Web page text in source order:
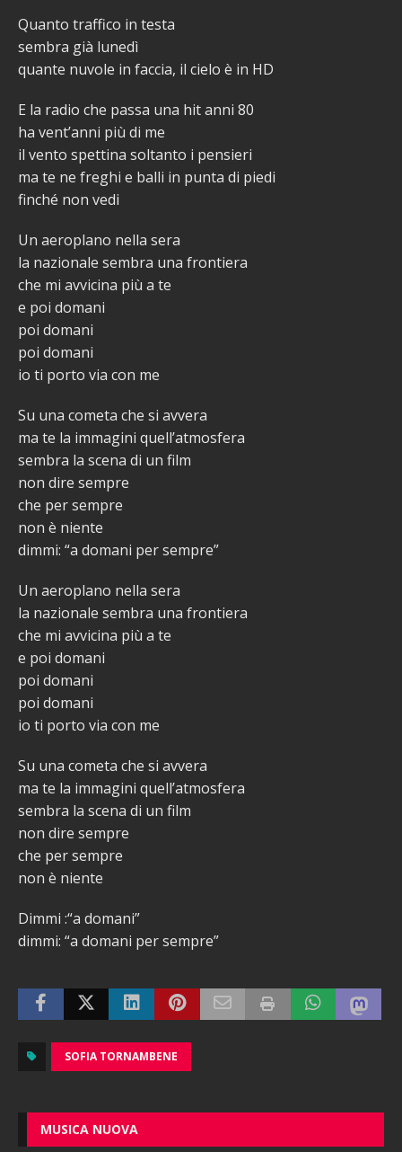
Quanto traffico in testa
sembra già lunedì
quante nuvole in faccia, il cielo è in HD
E la radio che passa una hit anni 80
ha vent’anni più di me
il vento spettina soltanto i pensieri
ma te ne freghi e balli in punta di piedi
finché non vedi
Un aeroplano nella sera
la nazionale sembra una frontiera
che mi avvicina più a te
e poi domani
poi domani
poi domani
io ti porto via con me
Su una cometa che si avvera
ma te la immagini quell’atmosfera
sembra la scena di un film
non dire sempre
che per sempre
non è niente
dimmi: “a domani per sempre”
Un aeroplano nella sera
la nazionale sembra una frontiera
che mi avvicina più a te
e poi domani
poi domani
poi domani
io ti porto via con me
Su una cometa che si avvera
ma te la immagini quell’atmosfera
sembra la scena di un film
non dire sempre
che per sempre
non è niente
Dimmi :“a domani”
dimmi: “a domani per sempre”
SOFIA TORNAMBENE
MUSICA NUOVA